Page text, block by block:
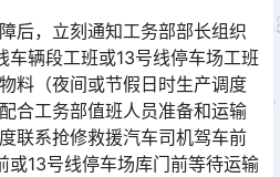
后，立刻通知工务部部长组织
辆段工班或13号线停车场工班
料（夜间或节假日时生产调度
合工务部值班人员准备和运输
联系抢修救援汽车司机驾车前
或13号线停车场库门前等待运输